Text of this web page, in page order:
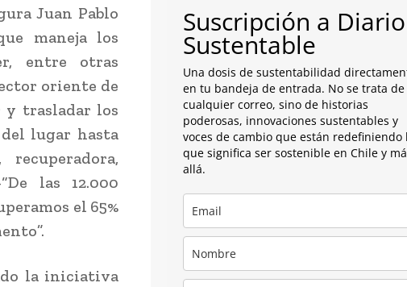
Juan Pablo
maneja los
entre otras
oriente de
y trasladar los
lugar hasta
las 12.000
el 65%
la iniciativa
Suscripción a Diario
Sustentable
Una dosis de sustentabilidad
en tu bandeja de entrada. No se trata de
cualquier correo, sino de historias
poderosas, innovaciones sustentables y
voces de cambio que están redefiniendo
que significa ser sostenible en Chile y
allá.